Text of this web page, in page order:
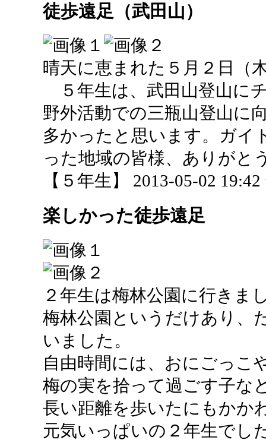
徒歩遠足（武田山）
晴天に恵まれた５月２日（
５年生は、武田山登山に
野外活動での三瓶山登山に
多かったと思います。ガイ
った地域の皆様、ありがと
【５年生】 2013-05-02 19:42
楽しかった徒歩遠足
２年生は梅林公園に行きま
梅林公園というだけあり、
いました。
自由時間には、おにごっこ
梅の実を拾って過ごす子な
長い距離を歩いたにもかか
元気いっぱいの２年生でし